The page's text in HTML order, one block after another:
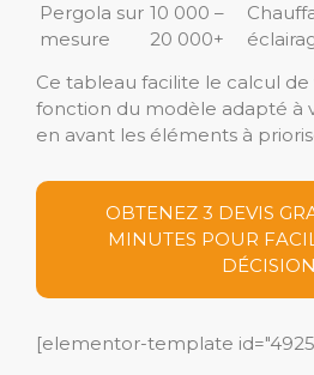
Pergola sur
mesure
10 000 –
20 000+
Ce tableau facilite le calcul
fonction du modèle adapté à
en avant les éléments à
OBTENEZ 3 DEVIS
MINUTES POUR
DÉCISION
[elementor-template